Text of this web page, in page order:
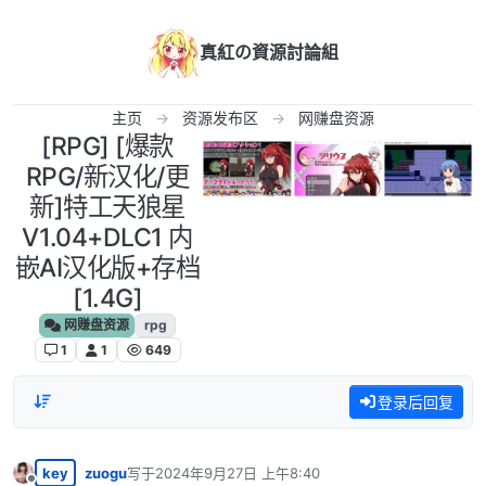
真紅の資源討論組
主页 资源发布区 网赚盘资源
[RPG] [爆款
RPG/新汉化/更
新]特工天狼星
V1.04+DLC1 内
嵌AI汉化版+存档
[1.4G]
网赚盘资源
rpg
1
1 649
登录后回复
key zuogu写于2024年9月27日 上午8:40
最后由 编辑